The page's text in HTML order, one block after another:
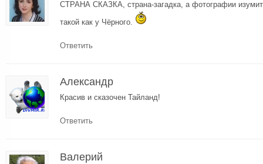
СТРАНА СКАЗКА, страна-загадка, а фотографии
такой как у Чёрного.
Ответить
Александр
Красив и сказочен Тайланд!
Ответить
Валерий